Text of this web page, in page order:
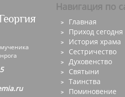
Навигация по
Главная
Приход сегодня
История храма
Сестричество
Духовенство
Святыни
Таинства
Поминовение